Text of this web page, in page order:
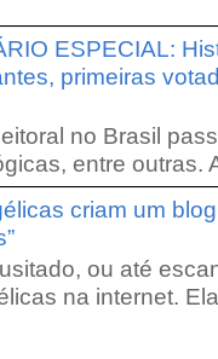
ESPECIAL:
primeiras
no Brasil
entre outras.
criam um
ou até
na internet.